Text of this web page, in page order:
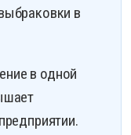
в
в одной